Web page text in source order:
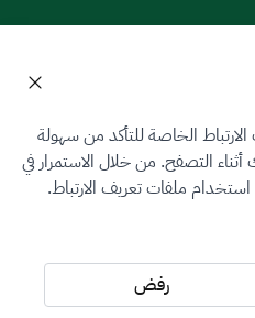
الموقع
والجمارك
الخاصة للتأكد من سهولة
التصفح. من خلال الاستمرار في
ملفات تعريف الارتباط.
رفض